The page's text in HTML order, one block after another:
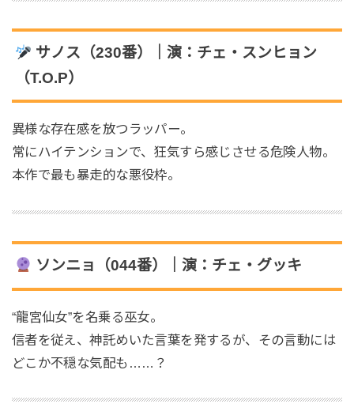
サノス（230番）｜演：チェ・スンヒョン
（T.O.P）
異様な存在感を放つラッパー。
常にハイテンションで、狂気すら感じさせる危険人物。
本作で最も暴走的な悪役枠。
ソンニョ（044番）｜演：チェ・グッキ
“龍宮仙女”を名乗る巫女。
信者を従え、神託めいた言葉を発するが、その言動には
どこか不穏な気配も……？